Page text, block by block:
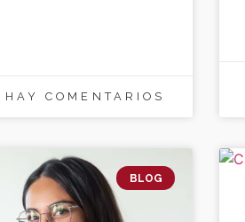
HAY COMENTARIOS
BLOG